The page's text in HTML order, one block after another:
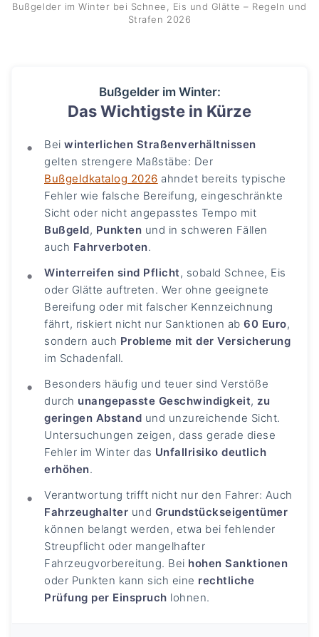
Bußgelder im Winter bei Schnee, Eis und Glätte – Regeln und
Strafen 2026
Bußgelder im Winter:
Das Wichtigste in Kürze
Beiwinterlichen Straßenverhältnissen
gelten strengere Maßstäbe: Der
Bußgeldkatalog 2026 ahndet bereits typische
Fehler wie falsche Bereifung, eingeschränkte
Sicht oder nicht angepasstes Tempo mit
Bußgeld, Punkten und in schweren Fällen
auch Fahrverboten.
Winterreifen sind Pflicht, sobald Schnee, Eis
oder Glätte auftreten. Wer ohne geeignete
Bereifung oder mit falscher Kennzeichnung
fährt, riskiert nicht nur Sanktionen ab60 Euro,
sondern auch Probleme mit der Versicherung
im Schadenfall.
Besonders häufig und teuer sind Verstöße
durch unangepasste Geschwindigkeit, zu
geringen Abstand und unzureichende Sicht.
Untersuchungen zeigen, dass gerade diese
Fehler im Winter das Unfallrisiko deutlich
erhöhen.
Verantwortung trifft nicht nur den Fahrer: Auch
Fahrzeughalter und Grundstückseigentümer
können belangt werden, etwa bei fehlender
Streupflicht oder mangelhafter
Fahrzeugvorbereitung. Bei hohen Sanktionen
oder Punkten kann sich eine rechtliche
Prüfung per Einspruch lohnen.